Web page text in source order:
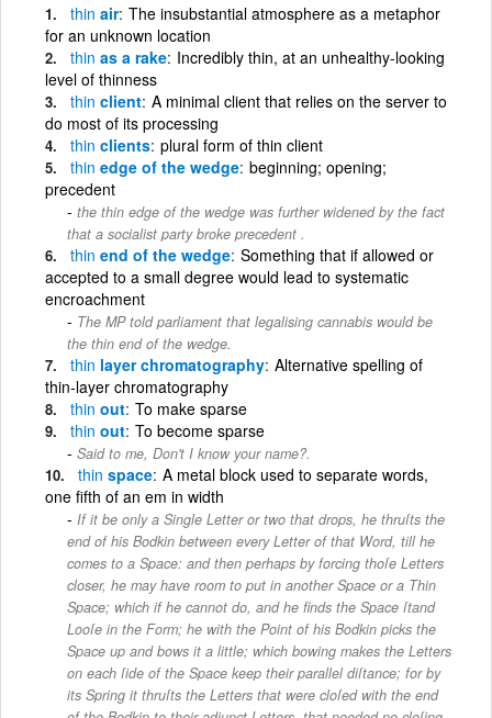
thin air The insubstantial atmosphere as a metaphor
for an unknown location
thin as a rake Incredibly thin, at an unhealthy-looking
level of thinness
thin client A minimal client that relies on the server to
do most of its processing
thin clients plural form of thin client
thin edge of the wedge beginning; opening;
precedent
the thin edge of the wedge was further widened by the fact
that a socialist party broke precedent .
thin end of the wedge Something that if allowed or
accepted to a small degree would lead to systematic
encroachment
The MP told parliament that legalising cannabis would be
the thin end of the wedge.
thin layer chromatography Alternative spelling of
thin-layer chromatography
thin out To make sparse
thin out To become sparse
Said to me, Don't I know your name?.
thin space A metal block used to separate words,
one fifth of an em in width
If it be only a Single Letter or two that drops, he thruſts the
end of his Bodkin between every Letter of that Word, till he
comes to a Space: and then perhaps by forcing thoſe Letters
closer, he may have room to put in another Space or a Thin
Space; which if he cannot do, and he finds the Space ſtand
Looſe in the Form; he with the Point of his Bodkin picks the
Space up and bows it a little; which bowing makes the Letters
on each ſide of the Space keep their parallel diſtance; for by
its Spring it thruſts the Letters that were cloſed with the end